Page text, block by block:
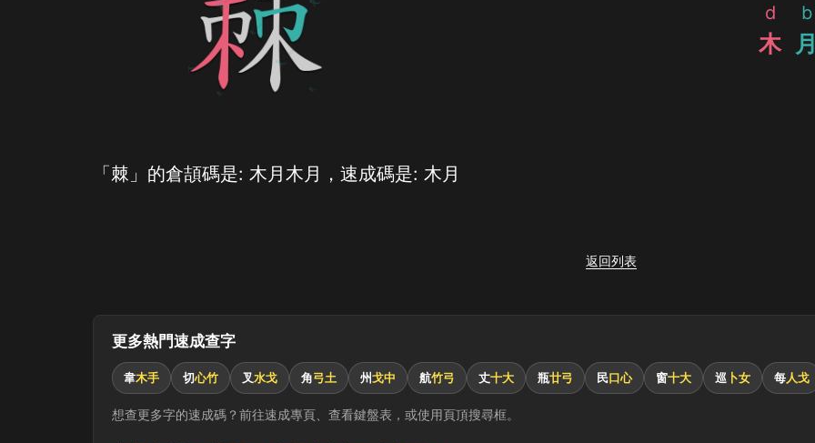
d
木
b
「棘」的倉頡碼是: 木月木月，速成碼是: 木月
返回列表
更多熱門速成查字
韋木手 切心竹 叉水戈 角弓土 州戈中 航竹弓 丈十大 瓶廿弓 民口心 窗十大 巡 卜女 每人戈
想查更多字的速成碼？前往速成專頁、查看鍵盤表，或使用頁頂搜尋框。